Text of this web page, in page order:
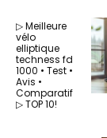
▷ Meilleure
vélo
elliptique
techness fd
1000 • Test •
Avis •
Comparatif
▷ TOP 10!